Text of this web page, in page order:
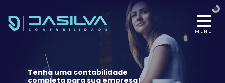
MENU
Tenha uma contabilidade
completa para sua empresa!